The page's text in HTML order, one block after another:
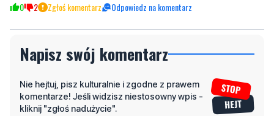
Napisz swój komentarz
komentarze! Jeśli widzisz niestosowny wpis -
Imię / Podpis